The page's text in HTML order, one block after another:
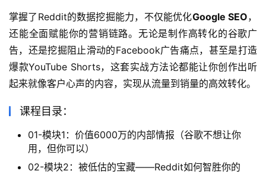
掌握了Reddit的数据挖掘能力，不仅能优化Google SEO，
还能全面赋能你的营销链路。无论是制作高转化的谷歌广
告，还是挖掘阻止滑动的Facebook广告痛点，甚至是打造
爆款YouTube Shorts，这套实战方法论都能让你创作出听
起来就像客户心声的内容，实现从流量到销量的高效转化。
课程目录：
01-模块1：价值6000万的内部情报（谷歌不想让你
用，但你可以）
02-模块2：被低估的宝藏——Reddit如何智胜你的